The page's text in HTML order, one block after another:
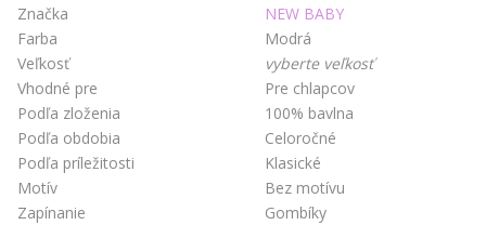
Značka
NEW BABY
Farba
Modrá
Veľkosť
vyberte veľkosť
Vhodné pre
Pre chlapcov
Podľa zloženia
100% bavlna
Podľa obdobia
Celoročné
Podľa príležitosti
Klasické
Motív
Bez motívu
Zapínanie
Gombíky